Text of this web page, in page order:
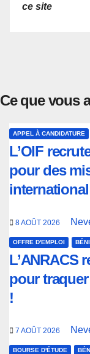
ce site
Ce que vous
APPEL À CANDIDATURE
L’OIF
pour des
international
8 AOÛT 2026
OFFRE D'EMPLOI
L’ANRACS
pour
!
7 AOÛT 2026
BOURSE D'ÉTUDE